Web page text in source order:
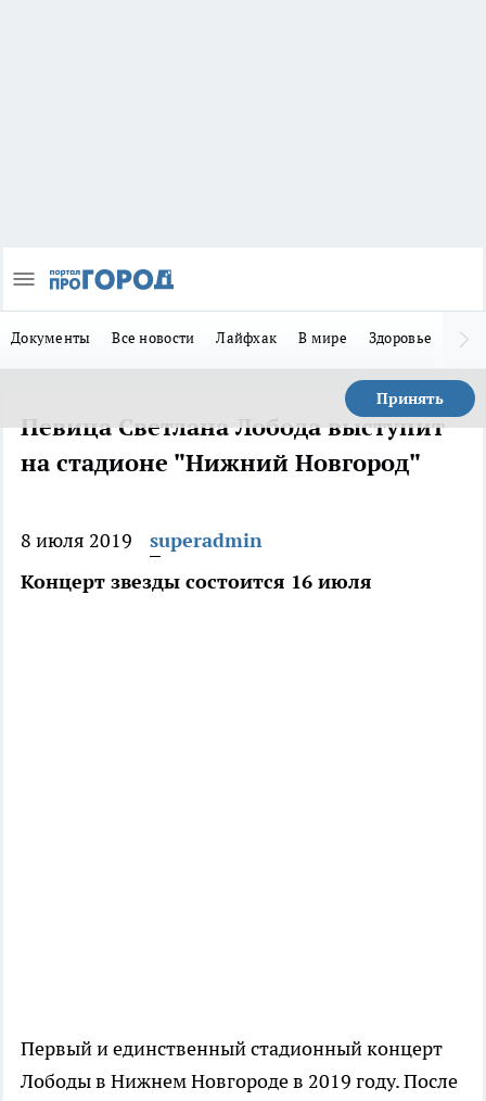
Документы Все новости Лайфхак В мире Здоровье
Принять
Певица Светлана Лобода выступит
на стадионе "Нижний Новгород"
8 июля 2019
superadmin
Концерт звезды состоится 16 июля
Первый и единственный стадионный концерт
Лободы в Нижнем Новгороде в 2019 году. После